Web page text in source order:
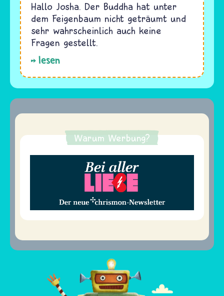
Hallo Josha. Der Buddha hat unter
dem Feigenbaum nicht geträumt und
sehr wahrscheinlich auch keine
Fragen gestellt.
lesen
Warum Werbung?